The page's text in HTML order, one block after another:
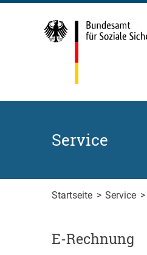
Zum Inhalt springen
Zur Suche springen
Zum Fuß der Seite springen
Service
Startseite > Service >
E-Rechnung